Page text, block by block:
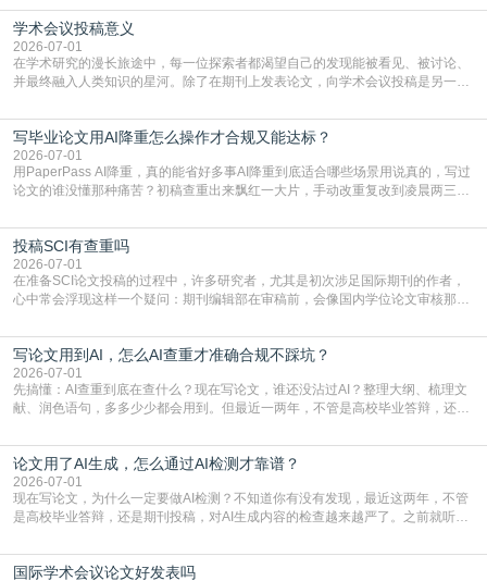
质量，更能在此过程中深化对学术写作的理解。如何系统、高效地打磨自己的论
文，使其在语言和学术表达上更符合国际期刊的要求，是每位研究者值得投入学
习的技能。本篇AEIC学术交流中心小编就为大家介
学术会议投稿意义
2026-07-01
在学术研究的漫长旅途中，每一位探索者都渴望自己的发现能被看见、被讨论、
并最终融入人类知识的星河。除了在期刊上发表论文，向学术会议投稿是另一个
广阔学术天地的大门，连接着个体研究与社会网络。本篇AEIC学术交流中心小编
就为大家介绍“学术会议投稿意义”。一、加速研究成果的传播与反馈学术会议通
常具有周期短、时效性强的特点。相比期刊漫长的
写毕业论文用AI降重怎么操作才合规又能达标？
2026-07-01
用PaperPass AI降重，真的能省好多事AI降重到底适合哪些场景用说真的，写过
论文的谁没懂那种痛苦？初稿查重出来飘红一大片，手动改重复改到凌晨两三
到秃头。这时候靠谱的AI降重真的就是救命稻草，选对工具，半天就能搞定你两
三天都做不完的事。不是所有人都需要用AI降重，但如果你符合下面这些场景，
真的可以试试：初稿写完重复率远超要
投稿SCI有查重吗
2026-07-01
在准备SCI论文投稿的过程中，许多研究者，尤其是初次涉足国际期刊的作者，
心中常会浮现这样一个疑问：期刊编辑部在审稿前，会像国内学位论文审核那
论文的初审通过率。实际上，SCI期刊对重复内容的审查是严谨投稿流程中不可
或缺的一环。本篇AEIC学术交流中心小编就为大家介绍“投稿SCI有查重吗”。
一、查重是标准流程答案是明确的：绝大多数S
写论文用到AI，怎么AI查重才准确合规不踩坑？
2026-07-01
先搞懂：AI查重到底在查什么？现在写论文，谁还没沾过AI？整理大纲、梳理文
献、润色语句，多多少少都会用到。但最近一两年，不管是高校毕业答辩，还是
须加做AI查重。很多人分不清，AI查重和普通查重到底有啥区别？这里说透：普
通查重查的是你的文字和已公开文献的重复比例，防的是抄袭；AI查重查的是你
的内容里，有多少是AI生成的，防的是过
论文用了AI生成，怎么通过AI检测才靠谱？
2026-07-01
现在写论文，为什么一定要做AI检测？不知道你有没有发现，最近这两年，不管
是高校毕业答辩，还是期刊投稿，对AI生成内容的检查越来越严了。之前就听身
要求修改，还差点被判定学术不规范，真的太冤了。现在国内多数高校和核心期
刊，都已经明确出台了相关规定：如果使用AI生成内容辅助写作，必须明确标
国际学术会议论文好发表吗